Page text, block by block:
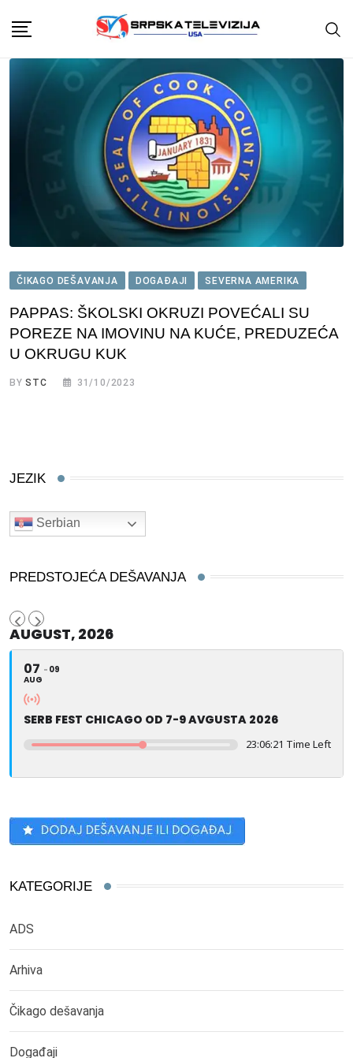
content
ČIKAGO DEŠAVANJA DOGAĐAJI SEVERNA AMERIKA
PAPPAS: ŠKOLSKI OKRUZI POVEĆALI SU
POREZE NA IMOVINU NA KUĆE, PREDUZEĆA
U OKRUGU KUK
BYSTC 31/10/2023
JEZIK
Serbian
PREDSTOJEĆA DEŠAVANJA
AUGUST, 2026
07
AUG
09
SERB FEST CHICAGO OD 7-9 AVGUSTA 2026
23:06:21 Time Left
KATEGORIJE
ADS
Arhiva
Čikago dešavanja
Događaji